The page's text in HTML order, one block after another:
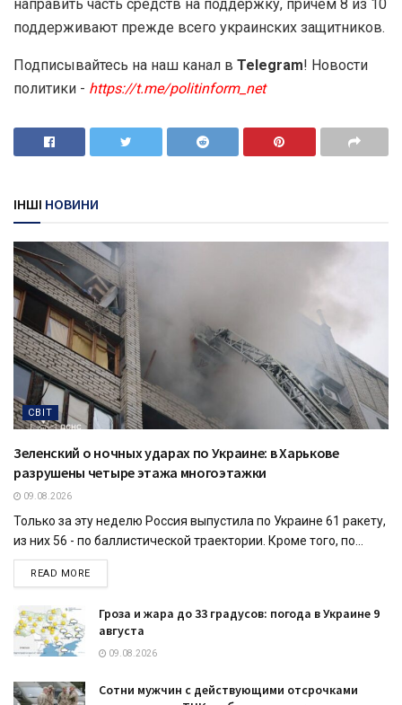
направить часть средств на поддержку, причем 8 из 10
поддерживают прежде всего украинских защитников.
Подписывайтесь на наш канал в Telegram! Новости
политики - https://t.me/politinform_net
ІНШІ НОВИНИ
СВІТ
Зеленский о ночных ударах по Украине: в Харькове
разрушены четыре этажа многоэтажки
09.08.2026
Только за эту неделю Россия выпустила по Украине 61 ракету,
из них 56 - по баллистической траектории. Кроме того, по...
READ MORE
Гроза и жара до 33 градусов: погода в Украине 9
августа
09.08.2026
Сотни мужчин с действующими отсрочками